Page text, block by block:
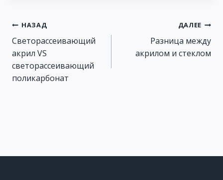
Навигация
по
записям
НАЗАД
Светорассеивающий
акрил VS
светорассеивающий
поликарбонат
ДАЛЕЕ
Разница между
акрилом и стеклом